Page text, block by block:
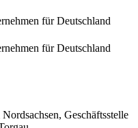
für Deutschland
für Deutschland
Geschäftsstelle